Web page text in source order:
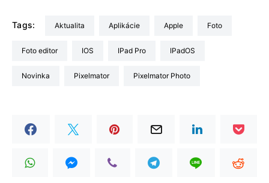
Tags: aktualita Aplikácie Apple Foto
Foto editor iOS iPad Pro iPadOS
Novinka Pixelmator Pixelmator Photo